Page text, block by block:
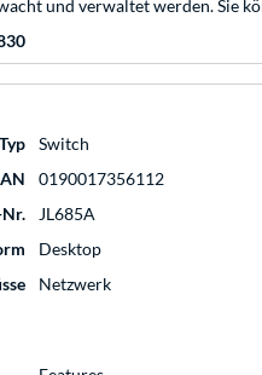
und verwaltet werden. Sie
Typ
Switch
0190017356112
JL685A
Desktop
Netzwerk